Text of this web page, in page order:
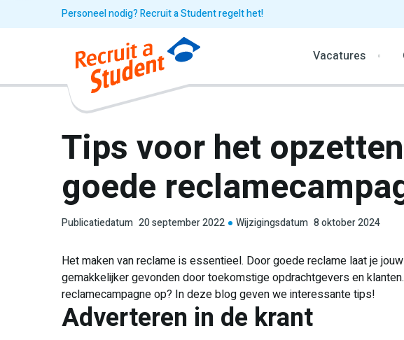
Personeel nodig? Recruit a Student regelt het!
Vacatures
Tips voor het
goede
Publicatiedatum 20 september 2022 Wijzigingsdatum 8 oktober 2024
Het maken van reclame is essentieel. Door goede reclame laat je
gemakkelijker gevonden door toekomstige opdrachtgevers en
reclamecampagne op? In deze blog geven we interessante tips!
Adverteren in de krant